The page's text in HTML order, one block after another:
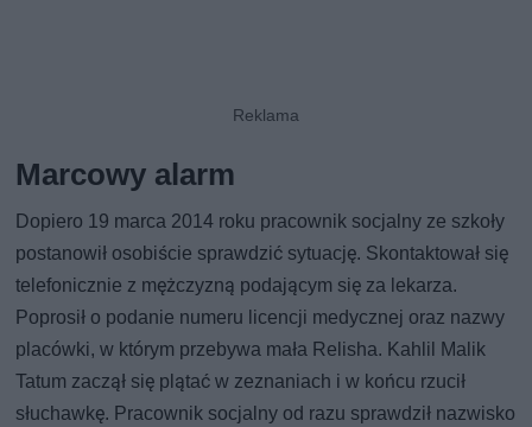
Marcowy alarm
Dopiero 19 marca 2014 roku pracownik socjalny ze szkoły
postanowił osobiście sprawdzić sytuację. Skontaktował się
telefonicznie z mężczyzną podającym się za lekarza.
Poprosił o podanie numeru licencji medycznej oraz nazwy
placówki, w którym przebywa mała Relisha. Kahlil Malik
Tatum zaczął się plątać w zeznaniach i w końcu rzucił
słuchawkę. Pracownik socjalny od razu sprawdził nazwisko